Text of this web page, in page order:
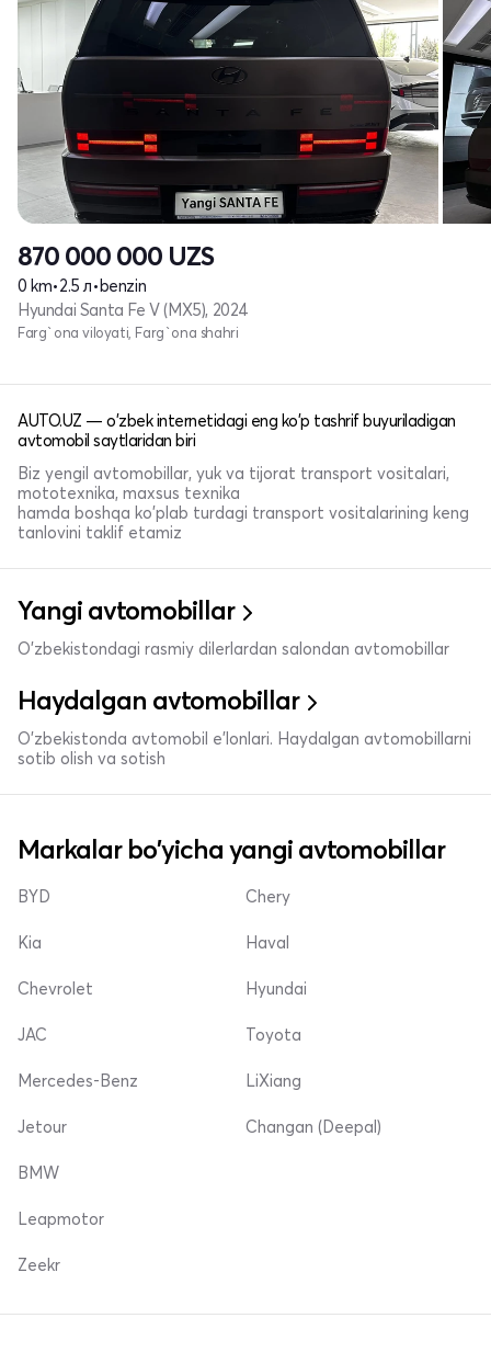
870 000 000 UZS
0 km•2.5 л•benzin
Hyundai Santa Fe V (MX5), 2024
Farg`ona viloyati, Farg`ona shahri
AUTO.UZ — o'zbek internetidagi eng ko'p tashrif buyuriladigan
avtomobil saytlaridan biri
Biz yengil avtomobillar, yuk va tijorat transport vositalari,
mototexnika, maxsus texnika
hamda boshqa ko'plab turdagi transport vositalarining keng
tanlovini taklif etamiz
Yangi avtomobillar
O'zbekistondagi rasmiy dilerlardan salondan avtomobillar
Haydalgan avtomobillar
O'zbekistonda avtomobil e’lonlari. Haydalgan avtomobillarni
sotib olish va sotish
Markalar bo'yicha yangi avtomobillar
BYD
Kia
Chevrolet
Chery
Haval
Hyundai
JAC
Mercedes-Benz
Jetour
Toyota
LiXiang
Changan (Deepal)
BMW
Leapmotor
Zeekr